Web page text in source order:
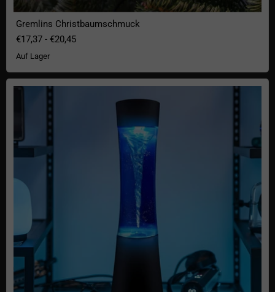
Gremlins Christbaumschmuck
€17,37 - €20,45
Auf Lager
Tornado Lampe